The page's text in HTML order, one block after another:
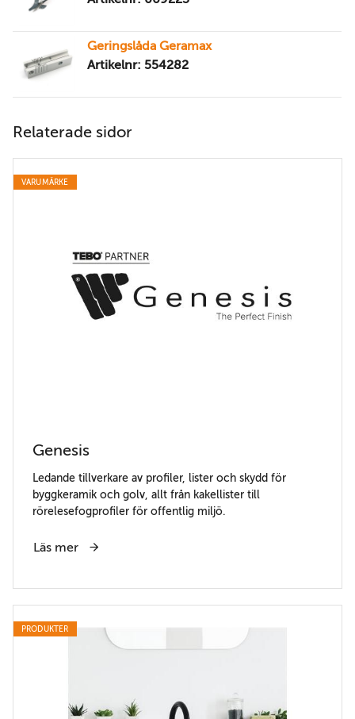
Geringslåda Geramax
Artikelnr: 554282
Relaterade sidor
VARUMÄRKE
Genesis
Ledande tillverkare av profiler, lister och skydd för
byggkeramik och golv, allt från kakellister till
rörelesefogprofiler för offentlig miljö.
Läs mer
PRODUKTER